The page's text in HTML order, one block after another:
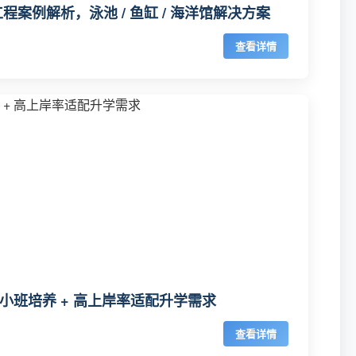
案例解析，泳池 / 鱼缸 / 海洋馆解决方案
查看详情
班培养 + 高上岸率适配升学需求
查看详情